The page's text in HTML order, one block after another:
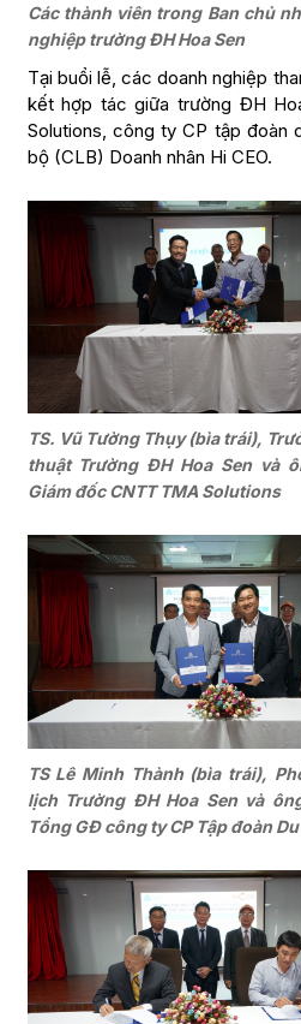
Các thành viên trong Ban chủ
nghiệp trường ĐH Hoa Sen
Tại buổi lễ, các doanh nghiệp
kết hợp tác giữa trường ĐH
Solutions, công ty CP tập đoàn
bộ (CLB) Doanh nhân Hi CEO.
TS. Vũ Tường Thụy (bìa trái),
thuật Trường ĐH Hoa Sen và
Giám đốc CNTT TMA Solutions
TS Lê Minh Thành (bìa trái),
lịch Trường ĐH Hoa Sen và
Tổng GĐ công ty CP Tập đoàn